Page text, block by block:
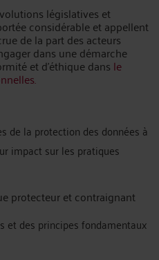
législatives et
considérable et appellent
de la part des acteurs
dans une démarche
et d'éthique dans le
de la protection des données à
impact sur les pratiques
protecteur et contraignant
et des principes fondamentaux